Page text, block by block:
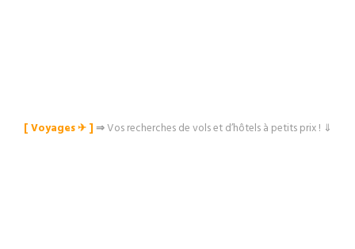
[ Voyages ✈︎ ]⇒Vos recherches de vols et d’hôtels à petits prix ! ⇓